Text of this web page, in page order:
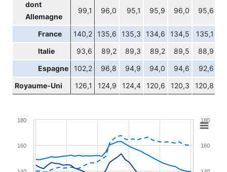
dont
Allemagne
99,1 96,0 95,1 95,9 96,0 95,6
France 140,2 135,6 135,3 134,6 134,5 135,1
Italie 93,6 89,2 89,3 89,2 89,5 88,9
Espagne 102,2 96,8 94,9 94,0 94,6 92,6
Royaume-Uni 126,1 124,9 124,4 120,6 120,3 120,8
View as data table, Chart
The chart has 1 X axis displaying XAxis.
160
180
160
180